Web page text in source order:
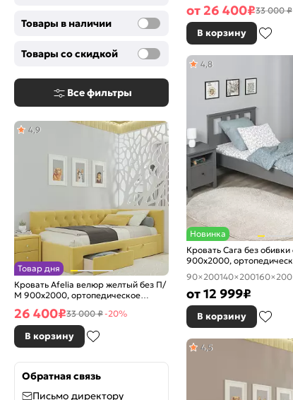
Товары в наличии
Товары со скидкой
Все фильтры
Товар дня
Кровать Afelia велюр желтый без П/
М 900x2000, ортопедическое
4,9
26 400₽33 000 ₽-20%
В корзину
Обратная связь
Письмо директору
от 26 400₽33 000 ₽
В корзину
Новинка
Кровать Сага без
900x2000,
изголовье жесткое
4,8
90×200140×200160×200
от12 999₽
В корзину
4,5